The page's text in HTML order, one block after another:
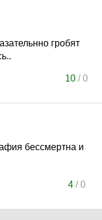
гробят
10 /0
бессмертна и
4/0